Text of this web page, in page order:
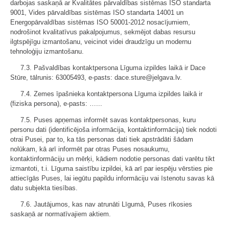
darbojas saskaņā ar Kvalitātes pārvaldības sistēmas ISO standarta
9001, Vides pārvaldības sistēmas ISO standarta 14001 un
Energopārvaldības sistēmas ISO 50001-2012 nosacījumiem,
nodrošinot kvalitatīvus pakalpojumus, sekmējot dabas resursu
ilgtspējīgu izmantošanu, veicinot videi draudzīgu un modernu
tehnoloģiju izmantošanu.
7.3. Pašvaldības kontaktpersona Līguma izpildes laikā ir Dace
Stūre, tālrunis: 63005493, e-pasts: dace.sture@jelgava.lv.
7.4. Zemes īpašnieka kontaktpersona Līguma izpildes laikā ir
(fiziska persona), e-pasts: …...
7.5. Puses apņemas informēt savas kontaktpersonas, kuru
personu dati (identificējoša informācija, kontaktinformācija) tiek nodoti
otrai Pusei, par to, ka tās personas dati tiek apstrādāti šādam
nolūkam, kā arī informēt par otras Puses nosaukumu,
kontaktinformāciju un mērķi, kādiem nodotie personas dati varētu tikt
izmantoti, t.i. Līguma saistību izpildei, kā arī par iespēju vērsties pie
attiecīgās Puses, lai iegūtu papildu informāciju vai īstenotu savas kā
datu subjekta tiesības.
7.6. Jautājumos, kas nav atrunāti Līgumā, Puses rīkosies
saskaņā ar normatīvajiem aktiem.